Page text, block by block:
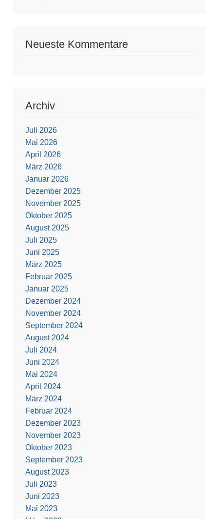
Neueste Kommentare
Archiv
Juli 2026
Mai 2026
April 2026
März 2026
Januar 2026
Dezember 2025
November 2025
Oktober 2025
August 2025
Juli 2025
Juni 2025
März 2025
Februar 2025
Januar 2025
Dezember 2024
November 2024
September 2024
August 2024
Juli 2024
Juni 2024
Mai 2024
April 2024
März 2024
Februar 2024
Dezember 2023
November 2023
Oktober 2023
September 2023
August 2023
Juli 2023
Juni 2023
Mai 2023